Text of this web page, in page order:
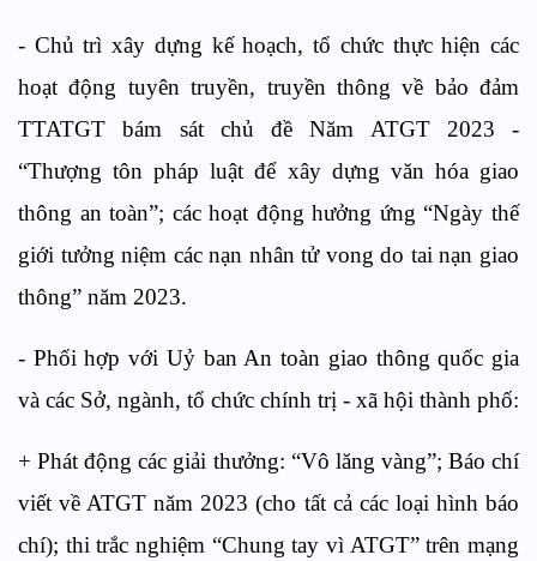
- Chủ trì xây dựng kế hoạch, tổ chức thực hiện các
hoạt động tuyên truyền, truyền thông về bảo đảm
TTATGT bám sát chủ đề Năm ATGT 2023 -
“Thượng tôn pháp luật để xây dựng văn hóa giao
thông an toàn”; các hoạt động hưởng ứng “Ngày thế
giới tưởng niệm các nạn nhân tử vong do tai nạn giao
thông” năm 2023.
- Phối hợp với Uỷ ban An toàn giao thông quốc gia
và các Sở, ngành, tổ chức chính trị - xã hội thành phố:
+ Phát động các giải thưởng: “Vô lăng vàng”; Báo chí
viết về ATGT năm 2023 (cho tất cả các loại hình báo
chí); thi trắc nghiệm “Chung tay vì ATGT” trên mạng